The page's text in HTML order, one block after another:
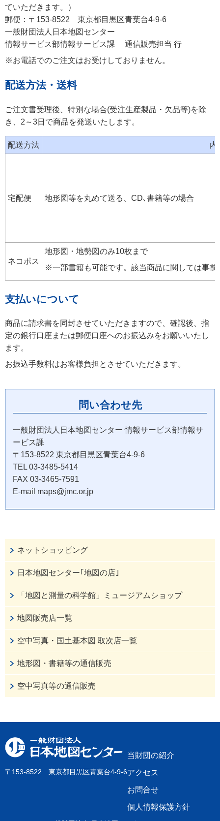
ていただきます。）
郵便：〒153-8522 東京都目黒区青葉台4-9-6
一般財団法人日本地図センター
情報サービス部情報サービス課 通信販売担当 行
※お電話でのご注文はお受けしておりません。
配送方法・送料
ご注文書受理後、特別な場合(受注生産製品・欠品等)を除
き、2～3日で商品を発送いたします。
配送方法 内
宅配便 地形図等を丸めて送る、CD､書籍等の場合
ネコポス
地形図・地勢図のみ10枚まで
※一部書籍も可能です。該当商品に関しては事
支払いについて
商品に請求書を同封させていただきますので、確認後、指
定の銀行口座または郵便口座へのお振込みをお願いいたし
ます。
お振込手数料はお客様負担とさせていただきます。
問い合わせ先
一般財団法人日本地図センター 情報サービス部情報サ
ービス課
〒153-8522 東京都目黒区青葉台4-9-6
TEL 03-3485-5414
FAX 03-3465-7591
E-mail maps@jmc.or.jp
ネットショッピング
日本地図センター｢地図の店｣
「地図と測量の科学館」ミュージアムショップ
地図販売店一覧
空中写真・国土基本図 取次店一覧
地形図・書籍等の通信販売
空中写真等の通信販売
〒153-8522 東京都目黒区青葉台4-9-6
当財団の紹介
アクセス
お問合せ
個人情報保護方針